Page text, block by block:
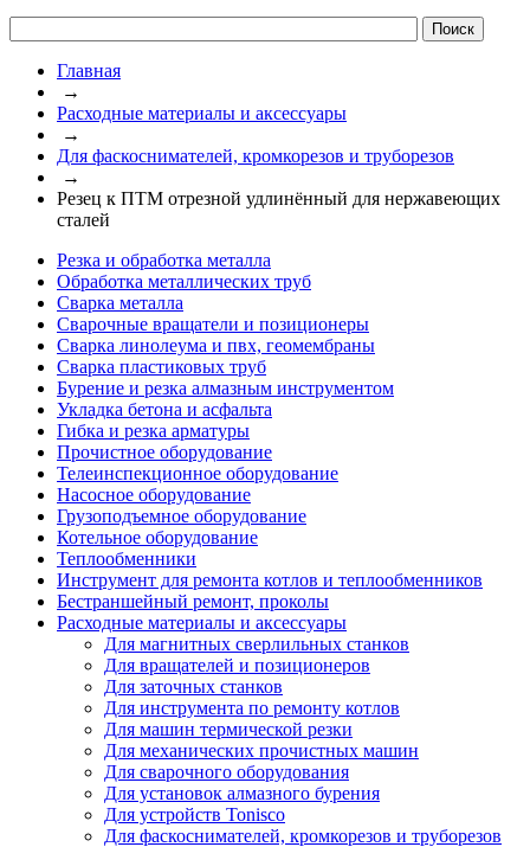
Главная
→
Расходные материалы и аксессуары
→
Для фаскоснимателей, кромкорезов и труборезов
→
Резец к ПТМ отрезной удлинённый для нержавеющих
сталей
Резка и обработка металла
Обработка металлических труб
Сварка металла
Сварочные вращатели и позиционеры
Сварка линолеума и пвх, геомембраны
Сварка пластиковых труб
Бурение и резка алмазным инструментом
Укладка бетона и асфальта
Гибка и резка арматуры
Прочистное оборудование
Телеинспекционное оборудование
Насосное оборудование
Грузоподъемное оборудование
Котельное оборудование
Теплообменники
Инструмент для ремонта котлов и теплообменников
Бестраншейный ремонт, проколы
Расходные материалы и аксессуары
Для магнитных сверлильных станков
Для вращателей и позиционеров
Для заточных станков
Для инструмента по ремонту котлов
Для машин термической резки
Для механических прочистных машин
Для сварочного оборудования
Для установок алмазного бурения
Для устройств Tonisco
Для фаскоснимателей, кромкорезов и труборезов